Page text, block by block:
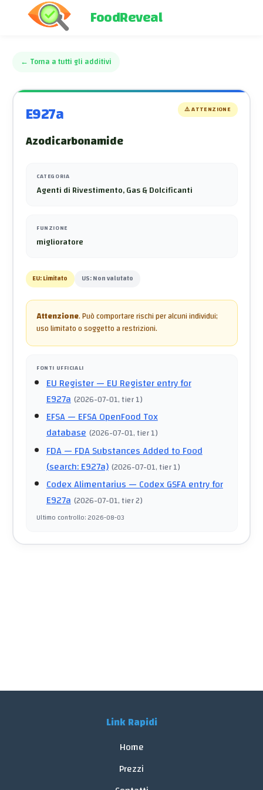
FoodReveal
← Torna a tutti gli additivi
E927a ⚠️ATTENZIONE
Azodicarbonamide
CATEGORIA
Agenti di Rivestimento, Gas & Dolcificanti
FUNZIONE
miglioratore
EU:Limitato US:Non valutato
Attenzione.Può comportare rischi per alcuni individui;
uso limitato o soggetto a restrizioni.
FONTI UFFICIALI
EU Register— EU Register entry for
E927a (2026-07-01, tier 1)
EFSA— EFSA OpenFood Tox
database (2026-07-01, tier 1)
FDA— FDA Substances Added to Food
(search: E927a) (2026-07-01, tier 1)
Codex Alimentarius— Codex GSFA entry for
E927a (2026-07-01, tier 2)
Ultimo controllo:2026-08-03
Link Rapidi
Home
Prezzi